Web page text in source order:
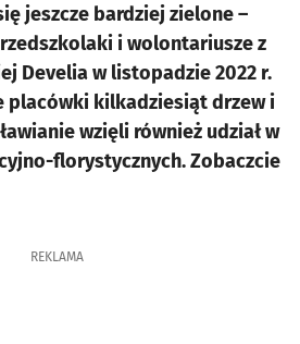
jeszcze bardziej zielone –
i wolontariusze z
Develia w listopadzie 2022 r.
placówki kilkadziesiąt drzew i
wzięli również udział w
florystycznych. Zobaczcie
REKLAMA